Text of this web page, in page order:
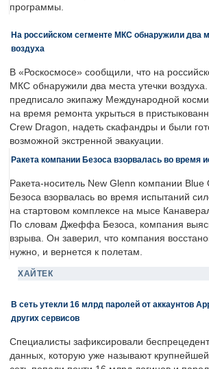
программы.
На российском сегменте МКС обнаружили два
воздуха
В «Роскосмосе» сообщили, что на
МКС обнаружили два места утечки воздуха.
предписало экипажу Международной
на время ремонта укрыться в
Crew Dragon, надеть скафандры и были
возможной экстренной эвакуации.
Ракета компании Безоса взорвалась во время
Ракета-носитель New Glenn компании
Безоса взорвалась во время испытаний
на стартовом комплексе на мысе
По словам Джеффа Безоса, компания
взрыва. Он заверил, что компания
нужно, и вернется к полетам.
ХАЙТЕК
В сеть утекли 16 млрд паролей от аккаунтов
других сервисов
Специалисты зафиксировали
данных, которую уже называют